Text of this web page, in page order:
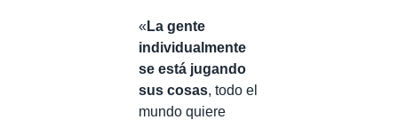
« La gente
individualmente
se está jugando
sus cosas, todo el
mundo quiere